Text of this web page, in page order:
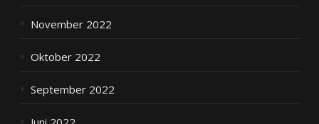
November 2022
Oktober 2022
September 2022